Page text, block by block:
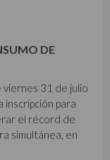
DE
viernes 31 de julio
inscripción para
el récord de
simultánea, en